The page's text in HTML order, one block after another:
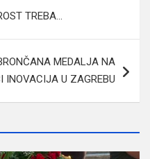
TREBA…
MEDALJA NA
INOVACIJA U ZAGREBU